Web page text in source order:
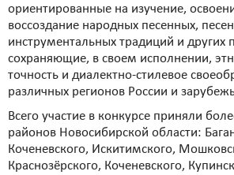
ориентированные на изучение,
воссоздание народных песенных,
инструментальных традиций и других
сохраняющие, в своем исполнении,
точность и диалектно-стилевое
различных регионов России и
Всего участие в конкурсе приняли
районов Новосибирской области:
Коченевского, Искитимского,
Краснозёрского, Коченевского,